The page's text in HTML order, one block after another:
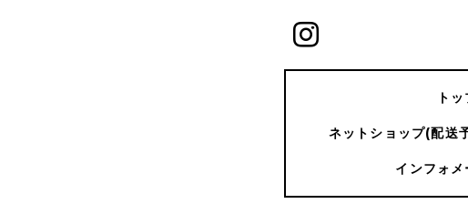
ト
ネットショップ(配送
インフォ